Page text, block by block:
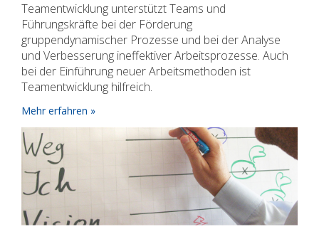
Teamentwicklung unterstützt Teams und
Führungskräfte bei der Förderung
gruppendynamischer Prozesse und bei der Analyse
und Verbesserung ineffektiver Arbeitsprozesse. Auch
bei der Einführung neuer Arbeitsmethoden ist
Teamentwicklung hilfreich.
Mehr erfahren »